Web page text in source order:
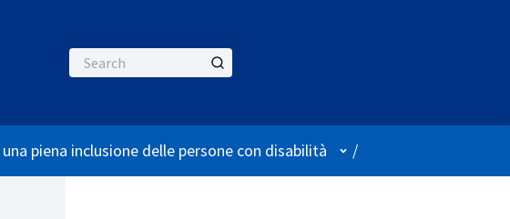
piena inclusione delle persone con disabilità User menu
/